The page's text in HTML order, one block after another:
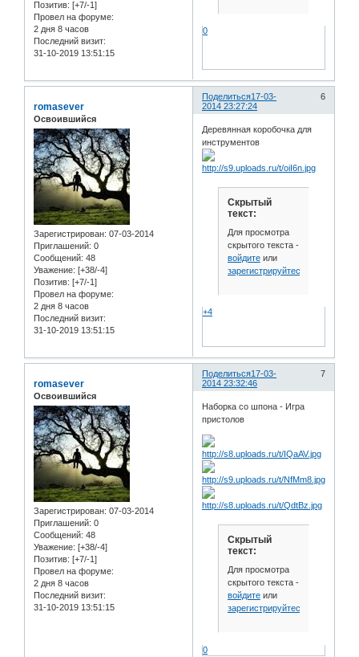
Позитив: [+7/-1]
Провел на форуме:
2 дня 8 часов
Последний визит:
31-10-2019 13:51:15
0
Поделиться 6
17-03-
2014 23:27:24
romasever
Освоившийся
Зарегистрирован: 07-03-2014
Приглашений: 0
Сообщений: 48
Уважение: [+38/-4]
Позитив: [+7/-1]
Провел на форуме:
2 дня 8 часов
Последний визит:
31-10-2019 13:51:15
Деревянная коробочка для
инструментов
Скрытый
текст:
Для просмотра
скрытого текста -
войдитеили
зарегистрируйтесь
+4
Поделиться 7
17-03-
2014 23:32:46
romasever
Освоившийся
Зарегистрирован: 07-03-2014
Приглашений: 0
Сообщений: 48
Уважение: [+38/-4]
Позитив: [+7/-1]
Провел на форуме:
2 дня 8 часов
Последний визит:
31-10-2019 13:51:15
Наборка со шпона - Игра
пристолов
Скрытый
текст:
Для просмотра
скрытого текста -
войдитеили
зарегистрируйтесь
0